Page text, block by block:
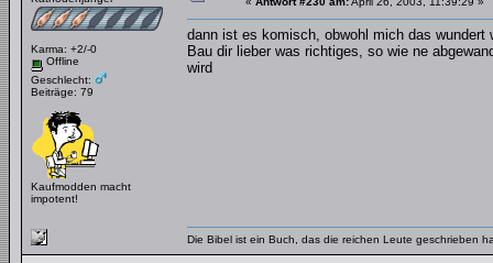
Karma: +2/-0
Offline
Geschlecht:
Beiträge: 79
Kaufmodden macht
impotent!
dann ist es komisch, obwohl mich das
Bau dir lieber was richtiges, so wie ne
wird
Die Bibel ist ein Buch, das die reichen Leute geschrieben